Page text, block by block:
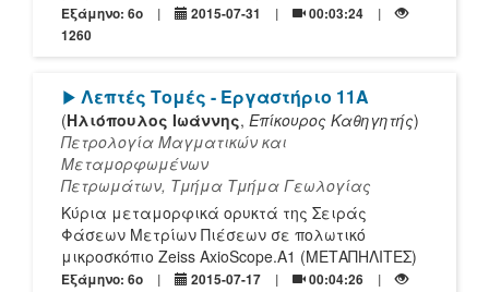
Εξάμηνο: 6o 2015-07-31
00:03:24
1260
[Play]
Λεπτές Τομές - Εργαστήριο 11Α
(Ηλιόπουλος Ιωάννης, Επίκουρος Καθηγητής)
Πετρολογία Μαγματικών και
Μεταμορφωμένων
Πετρωμάτων, Τμήμα Τμήμα Γεωλογίας
Κύρια μεταμορφικά ορυκτά της Σειράς
Φάσεων Μετρίων Πιέσεων σε πολωτικό
μικροσκόπιο Zeiss AxioScope.A1 (ΜΕΤΑΠΗΛΙΤΕΣ)
Εξάμηνο: 6o 2015-07-17
00:04:26